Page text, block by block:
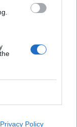
Privacy Policy
lesben